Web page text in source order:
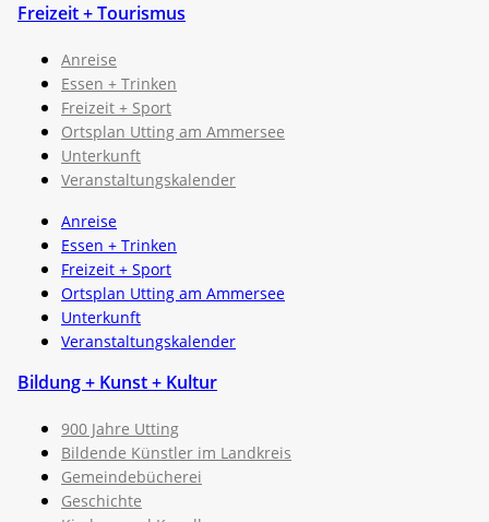
Freizeit + Tourismus
Anreise
Essen + Trinken
Freizeit + Sport
Ortsplan Utting am Ammersee
Unterkunft
Veranstaltungskalender
Anreise
Essen + Trinken
Freizeit + Sport
Ortsplan Utting am Ammersee
Unterkunft
Veranstaltungskalender
Bildung + Kunst + Kultur
900 Jahre Utting
Bildende Künstler im Landkreis
Gemeindebücherei
Geschichte